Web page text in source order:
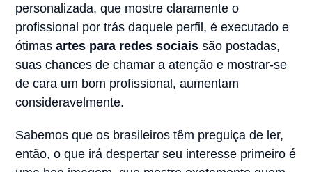
personalizada, que mostre claramente o
profissional por trás daquele perfil, é executado e
ótimasartes para redes sociaissão postadas,
suas chances de chamar a atenção e mostrar-se
de cara um bom profissional, aumentam
consideravelmente.
Sabemos que os brasileiros têm preguiça de ler,
então, o que irá despertar seu interesse primeiro é